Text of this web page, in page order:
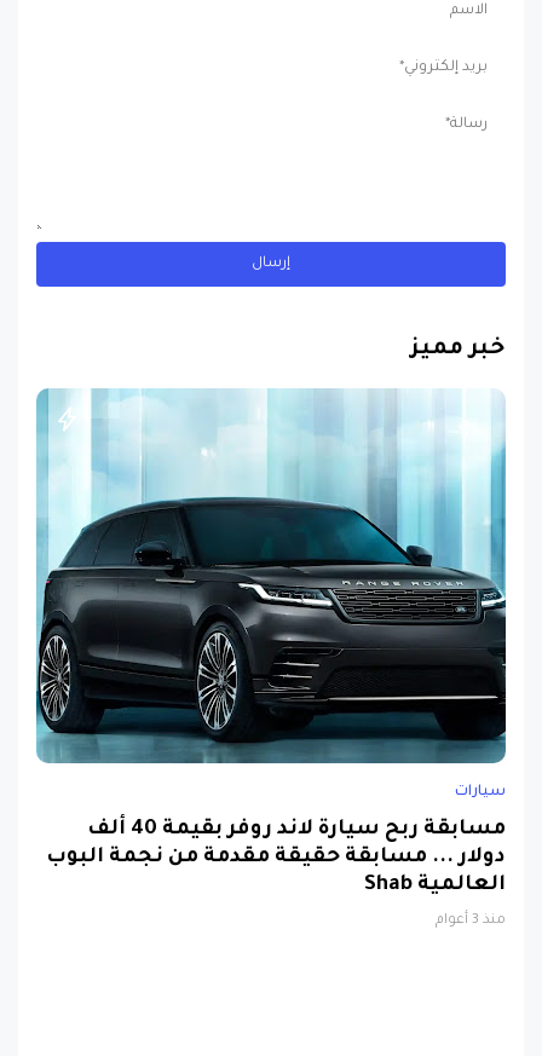
خبر مميز
سيارات
مسابقة ربح سيارة لاند روفر بقيمة 40 ألف
دولار ... مسابقة حقيقة مقدمة من نجمة البوب
العالمية Shab
منذ 3 أعوام